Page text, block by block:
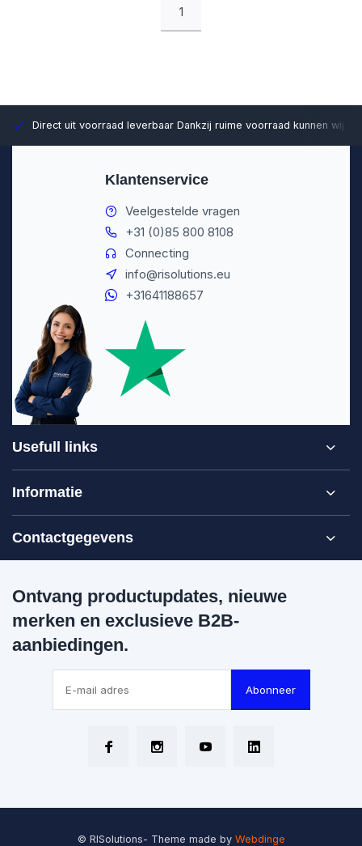
1
Direct uit voorraad leverbaar Dankzij ruime voorraad kunnen wij
Klantenservice
Veelgestelde vragen
+31 (0)85 800 8108
Connecting
info@risolutions.eu
+31641188657
Usefull links
Informatie
Contactgegevens
Ontvang productupdates, nieuwe
merken en exclusieve B2B-
aanbiedingen.
Abonneer
© RISolutions- Theme made by Webdinge